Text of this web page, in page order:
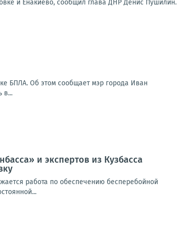
и Енакиево, сообщил глава ДНР Денис Пушилин.
БПЛА. Об этом сообщает мэр города Иван
в...
и экспертов из Кузбасса
работа по обеспечению бесперебойной